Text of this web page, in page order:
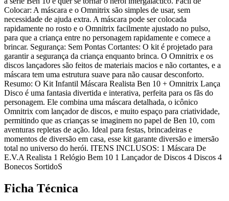
Colocar: A máscara e o Omnitrix são simples de usar, sem
necessidade de ajuda extra. A máscara pode ser colocada
rapidamente no rosto e o Omnitrix facilmente ajustado no pulso,
para que a criança entre no personagem rapidamente e comece a
brincar. Segurança: Sem Pontas Cortantes: O kit é projetado para
garantir a segurança da criança enquanto brinca. O Omnitrix e os
discos lançadores são feitos de materiais macios e não cortantes, e a
máscara tem uma estrutura suave para não causar desconforto.
Resumo: O Kit Infantil Máscara Realista Ben 10 + Omnitrix Lança
Disco é uma fantasia divertida e interativa, perfeita para os fãs do
personagem. Ele combina uma máscara detalhada, o icônico
Omnitrix com lançador de discos, e muito espaço para criatividade,
permitindo que as crianças se imaginem no papel de Ben 10, com
aventuras repletas de ação. Ideal para festas, brincadeiras e
momentos de diversão em casa, esse kit garante diversão e imersão
total no universo do herói. ITENS INCLUSOS: 1 Máscara De
E.V.A Realista 1 Relógio Bem 10 1 Lançador de Discos 4 Discos 4
Bonecos SortidoS
Ficha Técnica